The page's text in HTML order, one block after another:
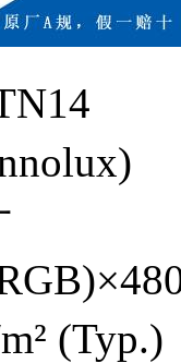
(Typ.)